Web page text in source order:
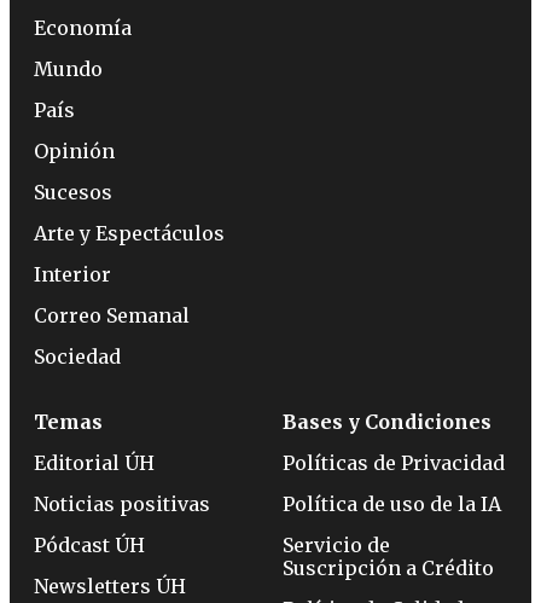
Economía
Mundo
País
Opinión
Sucesos
Arte y Espectáculos
Interior
Correo Semanal
Sociedad
Temas
Editorial ÚH
Noticias positivas
Pódcast ÚH
Newsletters ÚH
Bases y Condiciones
Políticas de Privacidad
Política de uso de la IA
Servicio de
Suscripción a Crédito